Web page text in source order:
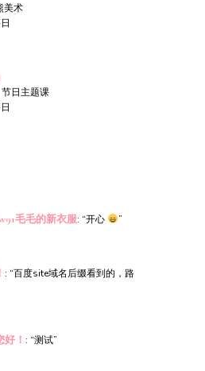
美术
日主题课
毛毛的新衣服: “开心 ”
: “百度site域名后缀看到的，路
！ : “测试”